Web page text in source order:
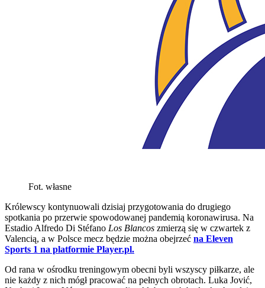
Fot. własne
Królewscy kontynuowali dzisiaj przygotowania do drugiego
spotkania po przerwie spowodowanej pandemią koronawirusa. Na
Estadio Alfredo Di Stéfano Los Blancos zmierzą się w czwartek z
Valencią, a w Polsce mecz będzie można obejrzeć na Eleven
Sports 1 na platformie Player.pl.
Od rana w ośrodku treningowym obecni byli wszyscy piłkarze, ale
nie każdy z nich mógł pracować na pełnych obrotach. Luka Jović,